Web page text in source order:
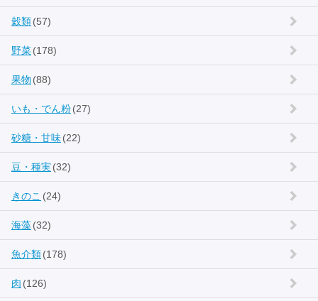
穀類(57)
野菜(178)
果物 (88)
いも・でん粉(27)
砂糖・甘味(22)
豆・種実(32)
きのこ (24)
海藻(32)
魚介類(178)
肉 (126)